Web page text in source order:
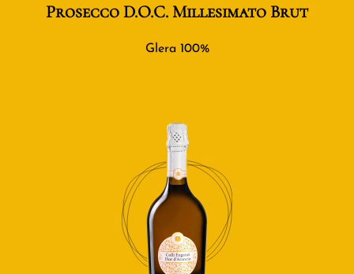
Prosecco D.O.C. Millesimato Brut
Glera 100%